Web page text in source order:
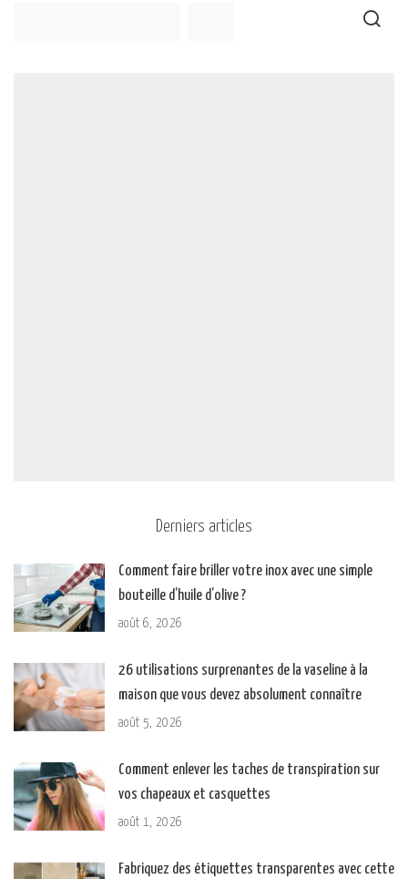
Derniers articles
Comment faire briller votre inox avec une simple
bouteille d’huile d’olive ?
août 6, 2026
26 utilisations surprenantes de la vaseline à la
maison que vous devez absolument connaître
août 5, 2026
Comment enlever les taches de transpiration sur
vos chapeaux et casquettes
août 1, 2026
Fabriquez des étiquettes transparentes avec cette